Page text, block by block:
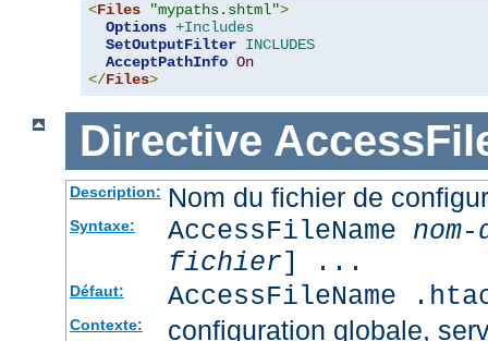
<Files "mypaths.shtml">
Options +Includes
SetOutputFilter INCLUDES
AcceptPathInfo On
</Files>
Directive
Description: Nom du fichier de
Syntaxe: AccessFileName
fichier] ...
Défaut: AccessFileName
Contexte: configuration globale,